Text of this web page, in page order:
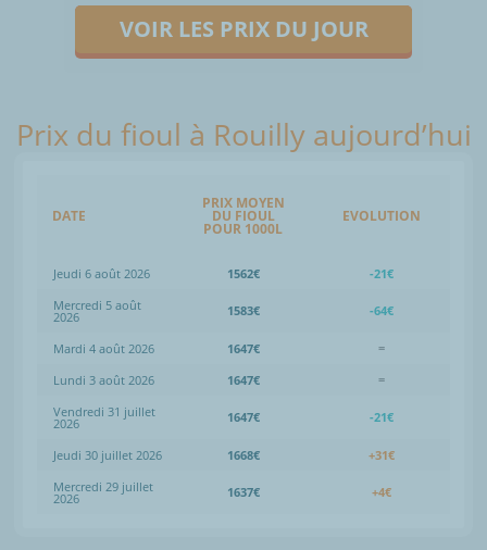
VOIR LES PRIX DU JOUR
Prix du fioul à Rouilly aujourd’hui
DATE
PRIX MOYEN
DU FIOUL
POUR 1000L
EVOLUTION
Jeudi 6 août 2026 1562€
-21€
Mercredi 5 août
2026 1583€ -64€
Mardi 4 août 2026 1647€
=
Lundi 3 août 2026
1647€
=
Vendredi 31 juillet
2026 1647€ -21€
Jeudi 30 juillet 2026 1668€
+31€
Mercredi 29 juillet
2026 1637€ +4€